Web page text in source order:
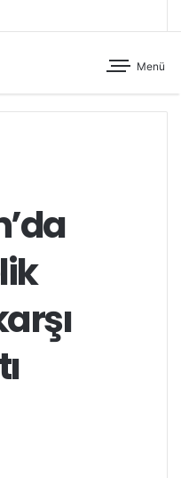
Menü